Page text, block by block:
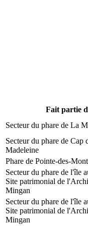
Fait partie
Secteur du phare de La
Secteur du phare de Cap
Madeleine
Phare de Pointe-des-
Secteur du phare de l'île
Site patrimonial de
Mingan
Secteur du phare de l'île
Site patrimonial de
Mingan